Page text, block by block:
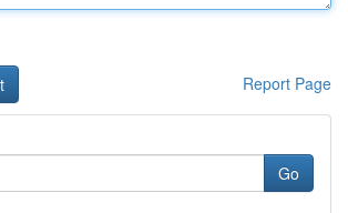
Report Page
Go